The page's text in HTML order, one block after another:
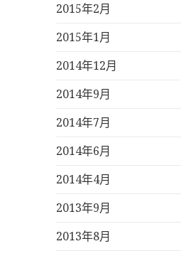
2015年2月
2015年1月
2014年12月
2014年9月
2014年7月
2014年6月
2014年4月
2013年9月
2013年8月